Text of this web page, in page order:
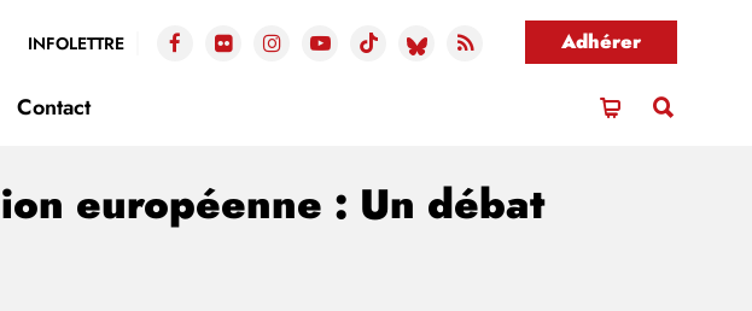
INFOLETTRE Adhérer
Contact
européenne : Un débat